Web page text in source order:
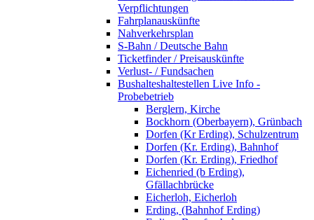
Verpflichtungen
Fahrplanauskünfte
Nahverkehrsplan
S-Bahn / Deutsche Bahn
Ticketfinder / Preisauskünfte
Verlust- / Fundsachen
Bushalteshaltestellen Live Info -
Probebetrieb
Berglern, Kirche
Bockhorn (Oberbayern), Grünbach
Dorfen (Kr Erding), Schulzentrum
Dorfen (Kr. Erding), Bahnhof
Dorfen (Kr. Erding), Friedhof
Eichenried (b Erding),
Gfällachbrücke
Eicherloh, Eicherloh
Erding, (Bahnhof Erding)